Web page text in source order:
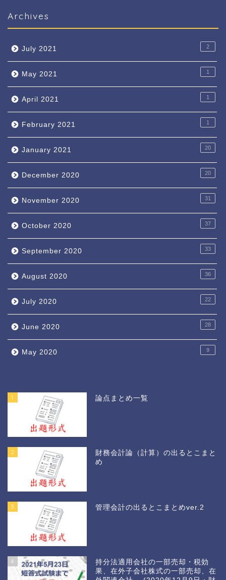
Archives
July 2021 2
May 2021 1
April 2021 1
February 2021 1
January 2021 20
December 2020 20
November 2020 31
October 2020 37
September 2020 33
August 2020 36
July 2020 22
June 2020 28
May 2020 9
1 論点まとめ一覧
2
財務会計論（計算）の出るとこまと
め
3 管理会計の出るとこまとめver.2
4
持分法適用会社の一部売却・税効
果、在外子会社株式の一部売却、在